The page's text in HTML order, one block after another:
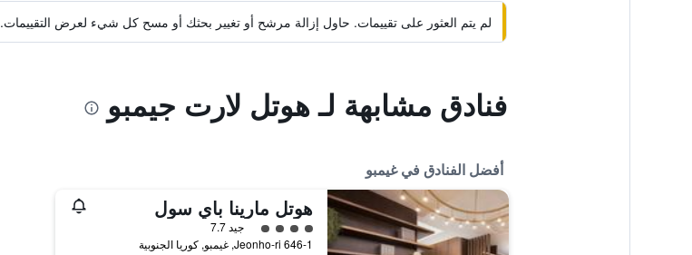
لم يتم العثور على تقييمات. حاول إزالة مرشح أو تغيير بحثك أو مسح كل شيء لعرض التقييمات.
فنادق مشابهة لـ هوتل لارت جيمبو
أفضل الفنادق في غيمبو
هوتل مارينا باي سول
تقييم فئة 4
جيد 7.7
646-1 Jeonho-ri, غيمبو, كوريا الجنوبية